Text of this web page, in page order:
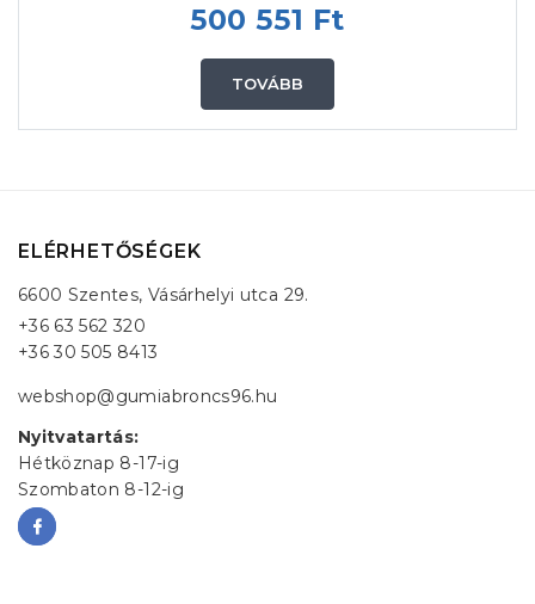
500 551 Ft
TOVÁBB
ELÉRHETŐSÉGEK
6600 Szentes, Vásárhelyi utca 29.
+36 63 562 320
+36 30 505 8413
webshop@gumiabroncs96.hu
Nyitvatartás:
Hétköznap 8-17-ig
Szombaton 8-12-ig